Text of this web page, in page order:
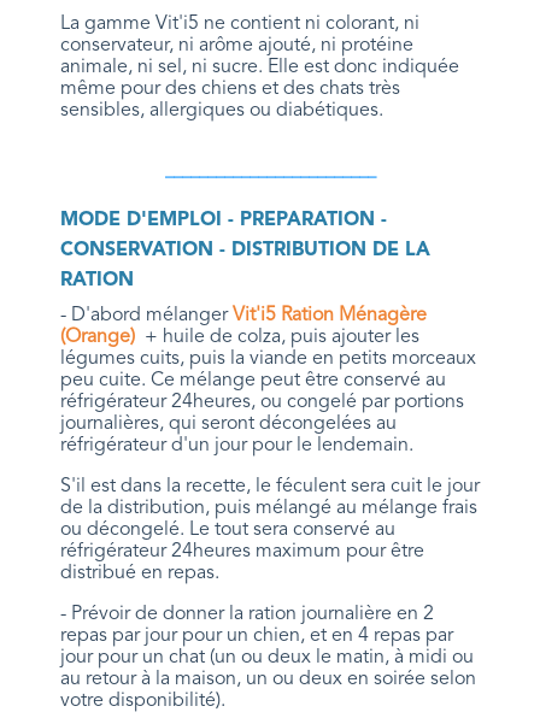
La gamme Vit'i5 ne contient ni colorant, ni
conservateur, ni arôme ajouté, ni protéine
animale, ni sel, ni sucre. Elle est donc indiquée
même pour des chiens et des chats très
sensibles, allergiques ou diabétiques.
MODE D'EMPLOI - PREPARATION -
CONSERVATION - DISTRIBUTION DE LA
RATION
- D'abord mélanger Vit'i5 Ration Ménagère
(Orange) + huile de colza, puis ajouter les
légumes cuits, puis la viande en petits morceaux
peu cuite. Ce mélange peut être conservé au
réfrigérateur 24heures, ou congelé par portions
journalières, qui seront décongelées au
réfrigérateurd'un jour pour le lendemain.
S'il est dans la recette, le féculent sera cuit le jour
de la distribution, puis mélangé au mélange frais
ou décongelé. Le tout sera conservé au
réfrigérateur 24heures maximum pour être
distribué en repas.
- Prévoir de donner la ration journalière en 2
repas par jour pour un chien, et en 4 repas par
jour pour un chat (un ou deux le matin, à midi ou
au retour à la maison, un ou deux en soirée selon
votre disponibilité).